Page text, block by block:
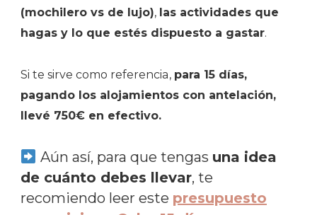
(mochilero vs de lujo), las actividades que
hagas y lo que estés dispuesto a gastar.
Si te sirve como referencia, para 15 días,
pagando los alojamientos con antelación,
llevé 750€ en efectivo.
Aún así, para que tengas una idea
de cuánto debes llevar, te
recomiendo leer este presupuesto